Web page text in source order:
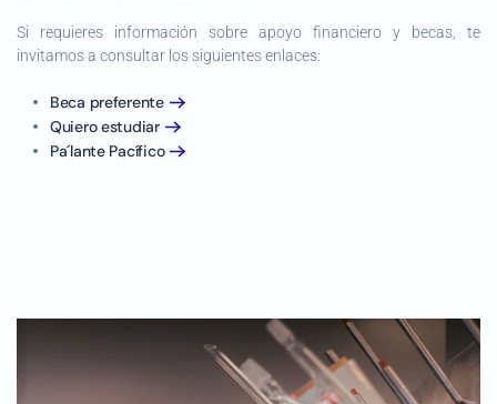
Si requieres información sobre apoyo financiero y becas, te
invitamos a consultar los siguientes enlaces:
Beca preferente
Quiero estudiar
Pa´lante Pacífico